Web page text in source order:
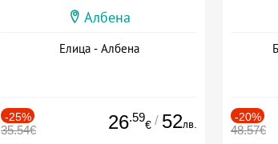
Албена
Елица - Албена
-25%
35.54€ 26.59
€ / 52лв.
-20%
48.57€